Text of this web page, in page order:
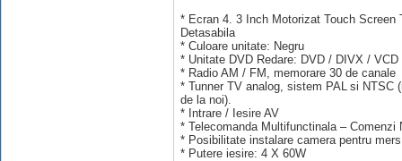
* Ecran 4. 3 Inch Motorizat Touch Screen
Detasabila
* Culoare unitate: Negru
* Unitate DVD Redare: DVD / DIVX /
* Radio AM / FM, memorare 30 de canale
* Tunner TV analog, sistem PAL si NTSC
de la noi).
* Intrare / Iesire AV
* Telecomanda Multifunctinala – Comenzi
* Posibilitate instalare camera pentru
* Putere iesire: 4 X 60W